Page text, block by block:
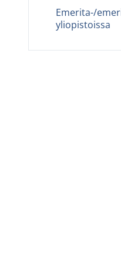
Emerita-/
yliopistoissa